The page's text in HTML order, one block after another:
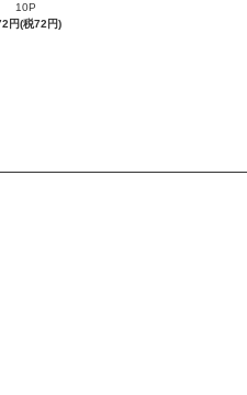
10P
円(税72円)